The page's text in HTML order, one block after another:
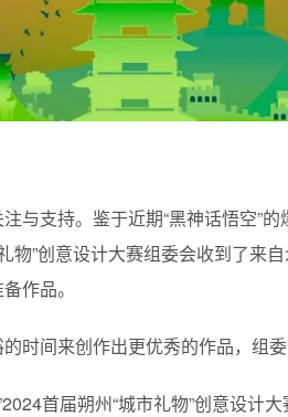
与支持。鉴于近期“黑神话悟空”
物”创意设计大赛组委会收到了来
作品。
时间来创作出更优秀的作品，组
首届朔州“城市礼物”创意设计大